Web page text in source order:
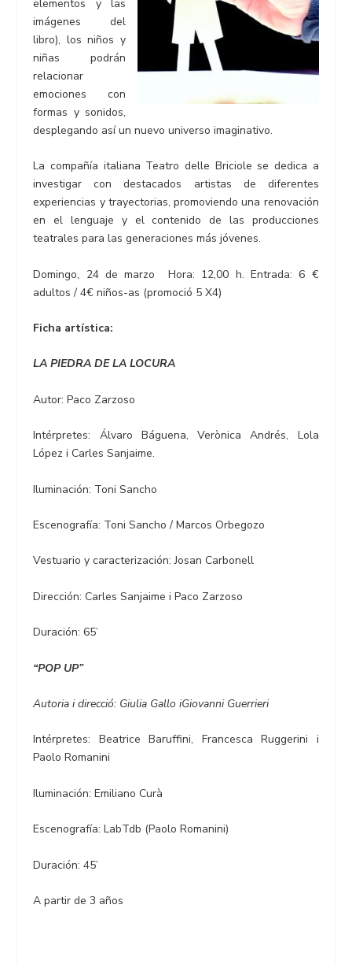
elementos y las
imágenes del
libro), los niños y
niñas podrán
relacionar
emociones con
formas y sonidos,
desplegando así un nuevo universo imaginativo.
La compañía italiana Teatro delle Briciole se dedica a
investigar con destacados artistas de diferentes
experiencias y trayectorias, promoviendo una renovación
en el lenguaje y el contenido de las producciones
teatrales para las generaciones más jóvenes.
Domingo, 24 de marzo Hora: 12,00 h. Entrada: 6 €
adultos / 4€ niños-as (promoció 5 X4)
Ficha artística:
LA PIEDRA DE LA LOCURA
Autor: Paco Zarzoso
Intérpretes: Álvaro Báguena, Verònica Andrés, Lola
López i Carles Sanjaime.
Iluminación: Toni Sancho
Escenografía: Toni Sancho / Marcos Orbegozo
Vestuario y caracterización: Josan Carbonell
Dirección: Carles Sanjaime i Paco Zarzoso
Duración: 65’
“POP UP”
Autoria i direcció: Giulia Gallo iGiovanni Guerrieri
Intérpretes: Beatrice Baruffini, Francesca Ruggerini i
Paolo Romanini
Iluminación: Emiliano Curà
Escenografía: LabTdb (Paolo Romanini)
Duración: 45’
A partir de 3 años